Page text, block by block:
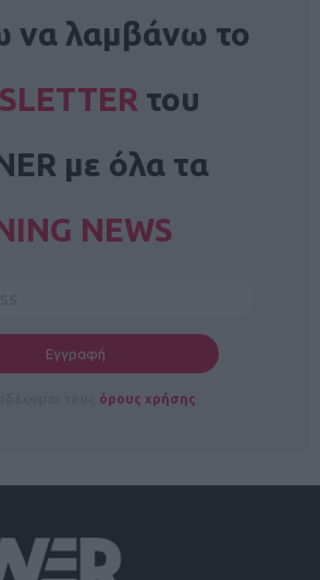
να λαμβάνω το
του
με όλα τα
NEWS
όρους χρήσης